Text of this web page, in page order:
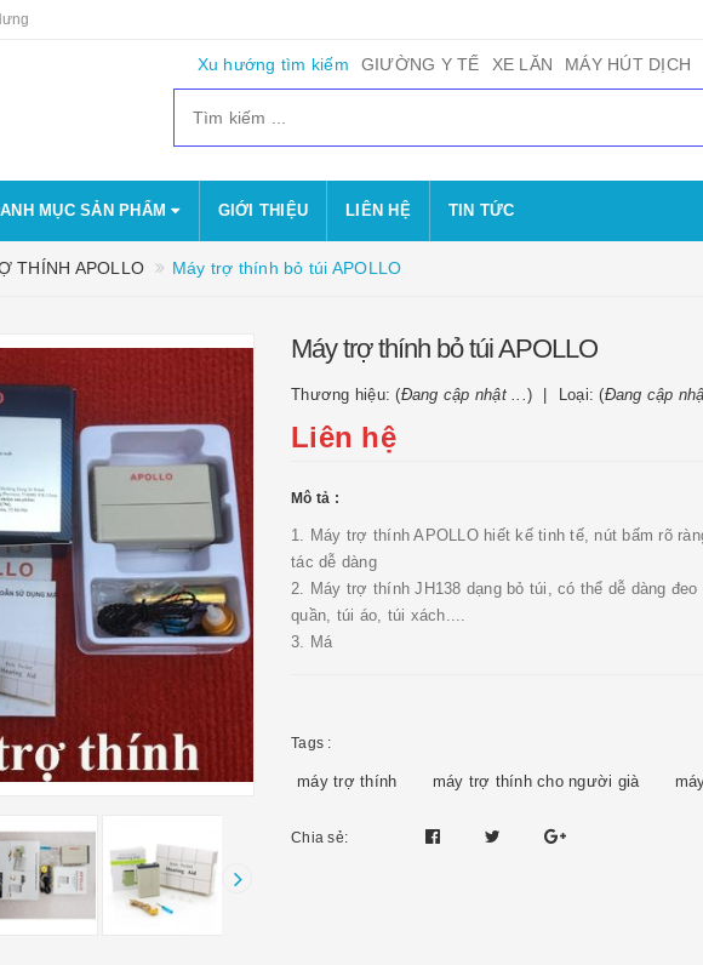
Xu hướng tìm kiếm GIƯỜNG Y TẾ XE LĂN MÁY HÚT DỊCH
MỤC SẢN PHẨM GIỚI THIỆU LIÊN HỆ TIN TỨC
THÍNH APOLLO Máy trợ thính bỏ túi APOLLO
Máy trợ thính bỏ túi APOLLO
Thương hiệu: (Đang cập nhật ...) Loại: (Đang cập
Liên hệ
Mô tả :
1. Máy trợ thính APOLLO hiết kế tinh tế, nút bấm rõ
tác dễ dàng
2. Máy trợ thính JH138 dạng bỏ túi, có thể dễ dàng
quần, túi áo, túi xách....
3. Má
Tags :
máy trợ thính máy trợ thính cho người già
Chia sẻ: